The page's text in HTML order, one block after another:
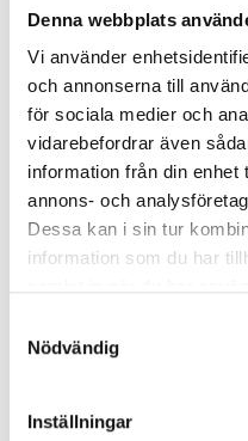
Denna webbplats
Vi använder
och annonserna till
för sociala medier och
vidarebefordrar även
information från din
annons- och
Dessa kan i sin tur
information som du har
Nödvändig
Inställningar